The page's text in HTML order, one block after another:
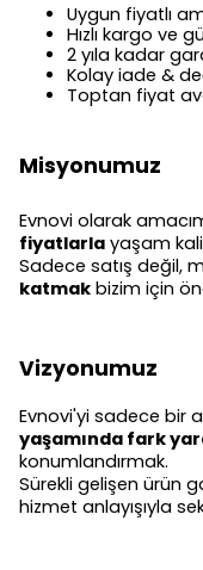
Uygun fiyatlı
Hızlı kargo ve
2 yıla kadar
Kolay iade &
Toptan fiyat
Misyonumuz
Evnovi olarak
fiyatlarla yaşam
Sadece satış değil,
katmak bizim için
Vizyonumuz
Evnovi'yi sadece bir
yaşamında fark
konumlandırmak.
Sürekli gelişen ürün
hizmet anlayışıyla